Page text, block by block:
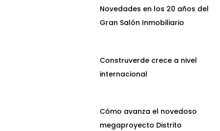
Novedades en los 20 años del
Gran Salón Inmobiliario
Construverde crece a nivel
internacional
Cómo avanza el novedoso
megaproyecto Distrito